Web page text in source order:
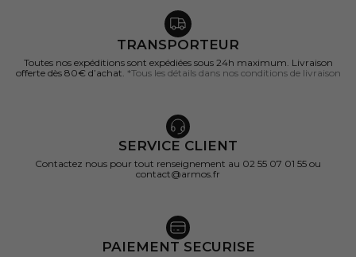
TRANSPORTEUR
Toutes nos expéditions sont expédiées sous 24h maximum. Livraison
offerte dès 80€ d’achat. *Tous les détails dans nos conditions de livraison
SERVICE CLIENT
Contactez nous pour tout renseignement au 02 55 07 01 55 ou
contact@armos.fr
PAIEMENT SECURISE